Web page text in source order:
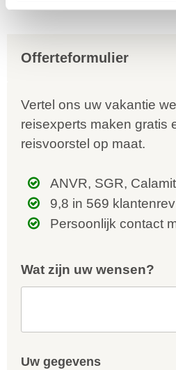
Offerteformulier
Vertel ons uw vakantie
reisexperts maken gratis
reisvoorstel op maat.
ANVR, SGR,
9,8 in 569
Persoonlijk contact
Wat zijn uw wensen?
Uw gegevens